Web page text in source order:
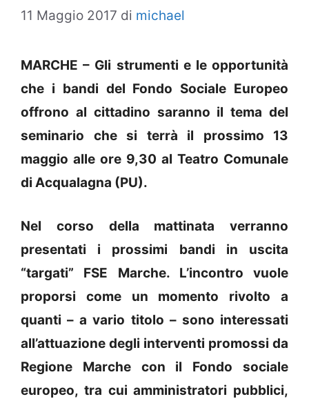
11 Maggio 2017 di michael
MARCHE – Gli strumenti e le opportunità
che i bandi del Fondo Sociale Europeo
offrono al cittadino saranno il tema del
seminario che si terrà il prossimo 13
maggio alle ore 9,30 al Teatro Comunale
di Acqualagna (PU).
Nel corso della mattinata verranno
presentati i prossimi bandi in uscita
“targati” FSE Marche. L’incontro vuole
proporsi come un momento rivolto a
quanti – a vario titolo – sono interessati
all’attuazione degli interventi promossi da
Regione Marche con il Fondo sociale
europeo, tra cui amministratori pubblici,